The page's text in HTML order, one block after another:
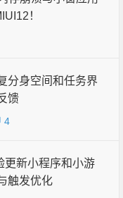
！
分身空间和任务界
馈
4
更新小程序和小游
触发优化